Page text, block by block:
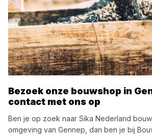
Bezoek onze bouwshop in
contact met ons op
Ben je op zoek naar Sika Nederland
omgeving van Gennep , dan ben je bij